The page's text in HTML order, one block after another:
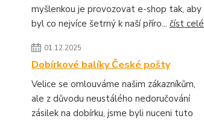
myšlenkou je provozovat e-shop tak, aby
byl co nejvíce šetrný k naší příro... číst celé
01.12.2025
Dobírkové balíky České pošty
Velice se omlouváme našim zákazníkům,
ale z důvodu neustálého nedoručování
zásilek na dobírku, jsme byli nuceni tuto